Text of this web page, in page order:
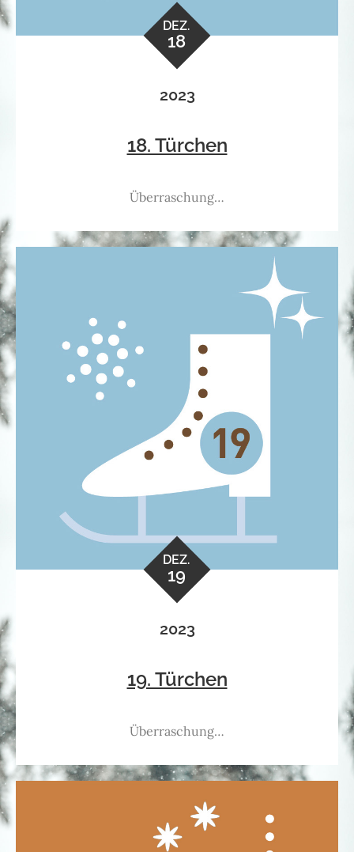
DEZ.
18
2023
18. Türchen
Überraschung…
DEZ.
19
2023
19. Türchen
Überraschung…